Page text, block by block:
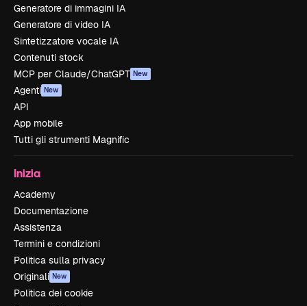
Generatore di immagini IA
Generatore di video IA
Sintetizzatore vocale IA
Contenuti stock
MCP per Claude/ChatGPT New
Agenti New
API
App mobile
Tutti gli strumenti Magnific
Inizia
Academy
Documentazione
Assistenza
Termini e condizioni
Politica sulla privacy
Originali New
Politica dei cookie